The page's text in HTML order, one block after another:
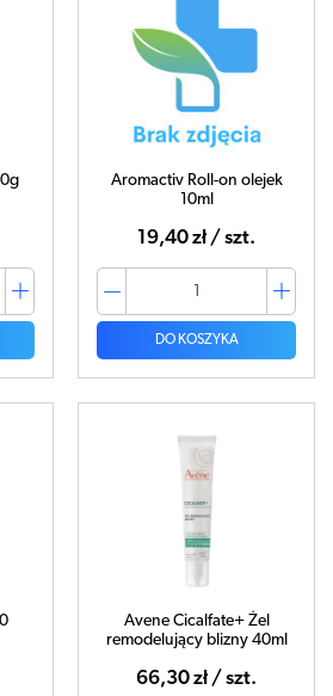
Aromactiv Roll-on olejek
10ml
19,40 zł / szt.
DO KOSZYKA
Avene Cicalfate+ Żel
remodelujący blizny 40ml
66,30 zł / szt.